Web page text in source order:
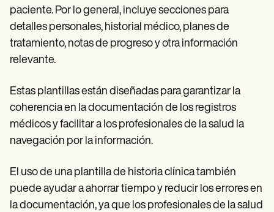
paciente. Por lo general, incluye secciones para
detalles personales, historial médico, planes de
tratamiento, notas de progreso y otra información
relevante.
Estas plantillas están diseñadas para garantizar la
coherencia en la documentación de los registros
médicos y facilitar a los profesionales de la salud la
navegación por la información.
El uso de una plantilla de historia clínica también
puede ayudar a ahorrar tiempo y reducir los errores en
la documentación, ya que los profesionales de la salud